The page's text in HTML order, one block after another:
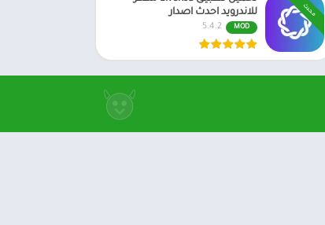
محدث
للاندرويد احدث اصدار
MOD
5.4.2